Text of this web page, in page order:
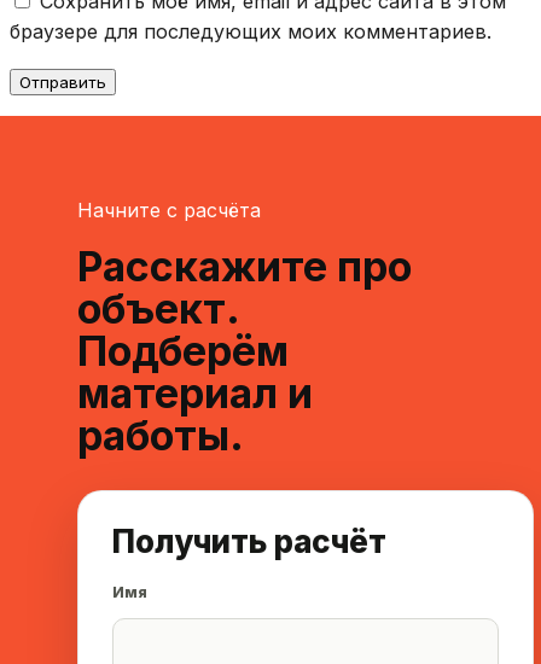
браузере для последующих моих комментариев.
Начните с расчёта
Расскажите про
объект.
Подберём
материал и
работы.
Получить расчёт
Имя